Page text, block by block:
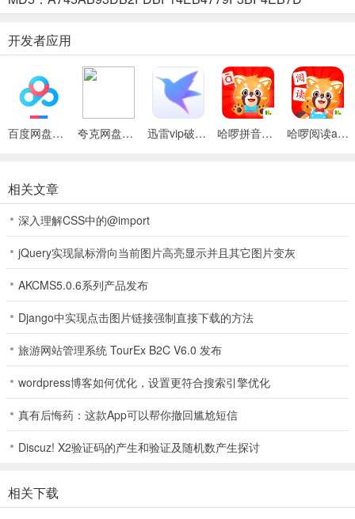
哈啰识字免费版应用特色
1、丰富的界面设计，可以激发孩子们的学习兴趣，让大家爱上学习
2、大家可以通过色彩、声音或者是情感等多种元素，来帮助大家提高
记忆
3、每个汉字也有对应的释义，可以让孩子们加强对汉字的理解能力哦
4、不同年龄段需要学习的课程，可以直接根据年龄进行选择对应的课
应用亮点
1、人教版语文完全同步，识字快人一步
95%以上）
3、五大环节 科学教授（初识汉字、汉字演变、汉字讲解、听音辨
忆、系统记忆）
5、专属学习报告，掌握学习成效
开发者应用
百度网盘绿色免安装Pc电脑版 夸克网盘官方正式版 迅雷vip破解版永久会员2024版 哈啰拼音App手机版 哈啰阅读app
相关文章
深入理解CSS中的@import
jQuery实现鼠标滑向当前图片高亮显示并且其它图片变灰
AKCMS5.0.6系列产品发布
Django中实现点击图片链接强制直接下载的方法
旅游网站管理系统 TourEx B2C V6.0 发布
wordpress博客如何优化，设置更符合搜索引擎优化
真有后悔药：这款App可以帮你撤回尴尬短信
Discuz! X2验证码的产生和验证及随机数产生探讨
相关下载